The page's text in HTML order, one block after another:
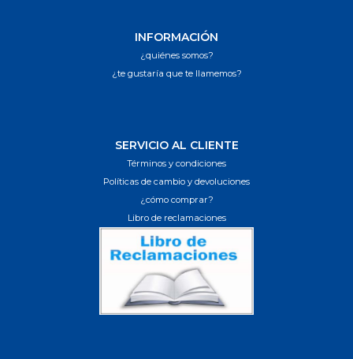
INFORMACIÓN
¿quiénes somos?
¿te gustaría que te llamemos?
SERVICIO AL CLIENTE
Términos y condiciones
Políticas de cambio y devoluciones
¿cómo comprar?
Libro de reclamaciones